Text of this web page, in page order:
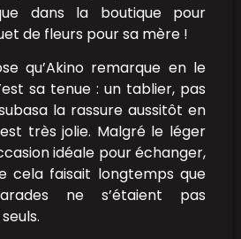
dans la boutique pour
de fleurs pour sa mère !
qu’Akino remarque en le
sa tenue : un tablier, pas
la rassure aussitôt en
très jolie. Malgré le léger
idéale pour échanger,
cela faisait longtemps que
ne s’étaient pas